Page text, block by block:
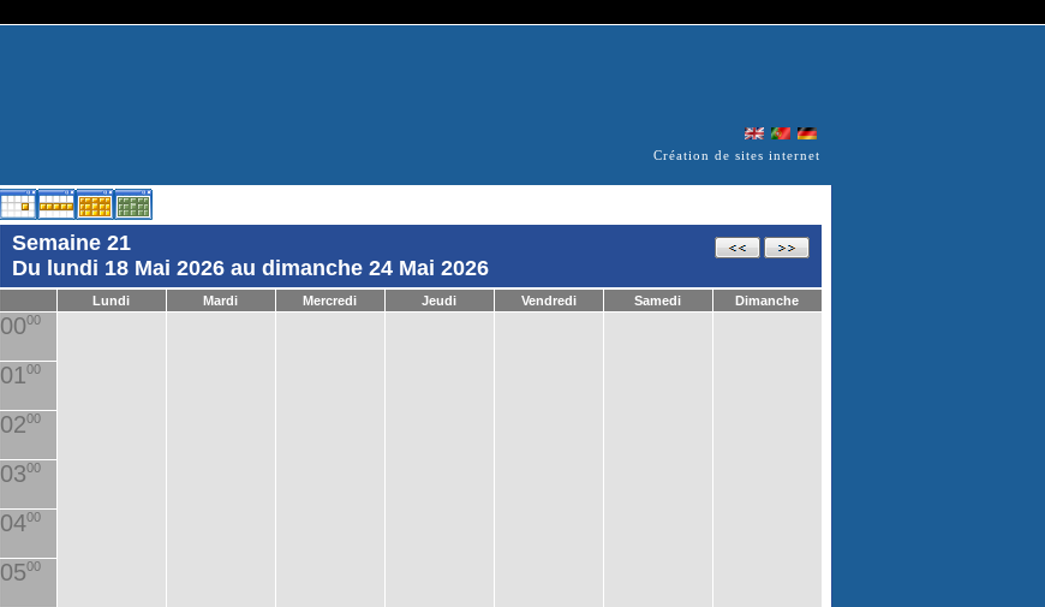
Création de sites internet
Semaine 21
Du lundi 18 Mai 2026 au dimanche 24 Mai 2026
Lundi Mardi Mercredi Jeudi Vendredi Samedi Dimanche
0000
0100
0200
0300
0400
0500